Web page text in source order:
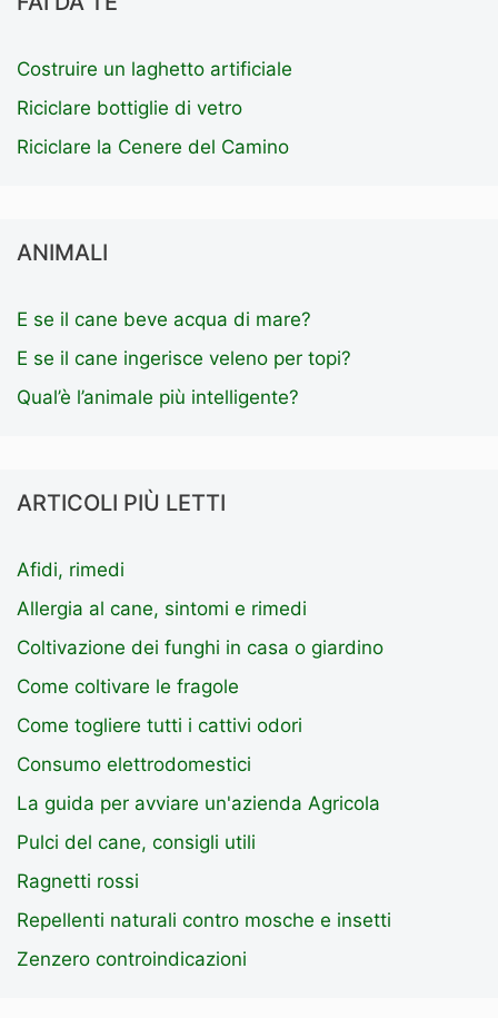
Costruire un laghetto artificiale
Riciclare bottiglie di vetro
Riciclare la Cenere del Camino
ANIMALI
E se il cane beve acqua di mare?
E se il cane ingerisce veleno per topi?
Qual’è l’animale più intelligente?
ARTICOLI PIÙ LETTI
Afidi, rimedi
Allergia al cane, sintomi e rimedi
Coltivazione dei funghi in casa o giardino
Come coltivare le fragole
Come togliere tutti i cattivi odori
Consumo elettrodomestici
La guida per avviare un'azienda Agricola
Pulci del cane, consigli utili
Ragnetti rossi
Repellenti naturali contro mosche e insetti
Zenzero controindicazioni